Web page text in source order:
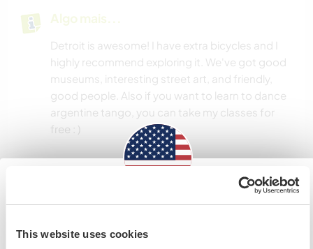
This website uses cookies
Algo mais...
Detroit is awesome! I have extra bicycles and I
highly recommend exploring it. We've got good
museums, interesting street art, and friendly,
good people. Also if you want to learn to dance
argentine tango, you can take my classes for
free : )
Acesso à internet
visit the US